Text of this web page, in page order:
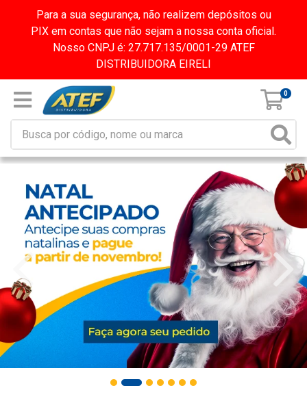
Para a sua segurança, não realizem depósitos ou
PIX em contas que não sejam a nossa conta oficial.
Nosso CNPJ é: 27.717.135/0001-29 ATEF
DISTRIBUIDORA EIRELI
0